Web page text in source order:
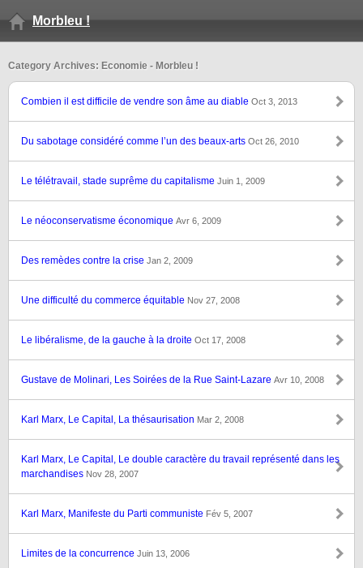
Morbleu !
Category Archives: Economie - Morbleu !
Combien il est difficile de vendre son âme au diable Oct 3, 2013
Du sabotage considéré comme l’un des beaux-arts Oct 26, 2010
Le télétravail, stade suprême du capitalisme Juin 1, 2009
Le néoconservatisme économique Avr 6, 2009
Des remèdes contre la crise Jan 2, 2009
Une difficulté du commerce équitable Nov 27, 2008
Le libéralisme, de la gauche à la droite Oct 17, 2008
Gustave de Molinari, Les Soirées de la Rue Saint-Lazare Avr 10, 2008
Karl Marx, Le Capital, La thésaurisation Mar 2, 2008
Karl Marx, Le Capital, Le double caractère du travail représenté dans les
marchandises Nov 28, 2007
Karl Marx, Manifeste du Parti communiste Fév 5, 2007
Limites de la concurrence Juin 13, 2006